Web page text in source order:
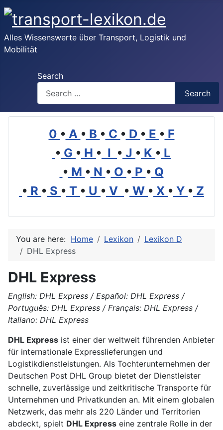
Alles Wissenswerte über Transport, Logistik und
Mobilität
Search
Search
0 • A • B • C • D • E • F
• G • H • I • J • K • L
• M • N • O • P • Q
• R • S • T • U • V • W • X • Y • Z
You are here: Home Lexikon
Lexikon D
DHL Express
DHL Express
English: DHL Express / Español: DHL Express /
Português: DHL Express / Français: DHL Express /
Italiano: DHL Express
DHL Express ist einer der weltweit führenden Anbieter
für internationale Expresslieferungen und
Logistikdienstleistungen. Als Tochterunternehmen der
Deutschen Post DHL Group bietet der Dienstleister
schnelle, zuverlässige und zeitkritische Transporte für
Unternehmen und Privatkunden an. Mit einem globalen
Netzwerk, das mehr als 220 Länder und Territorien
abdeckt, spielt DHL Express eine zentrale Rolle in der